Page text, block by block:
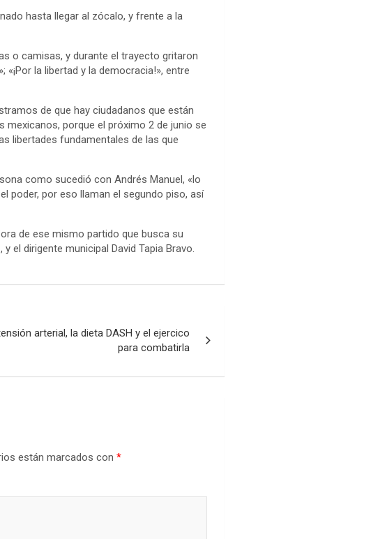
hasta llegar al zócalo, y frente a la
o camisas, y durante el trayecto gritaron
«¡Por la libertad y la democracia!», entre
de que hay ciudadanos que están
porque el próximo 2 de junio se
libertades fundamentales de las que
como sucedió con Andrés Manuel, «lo
poder, por eso llaman el segundo piso, así
de ese mismo partido que busca su
el dirigente municipal David Tapia Bravo.
arterial, la dieta DASH y el ejercico
para combatirla
están marcados con *